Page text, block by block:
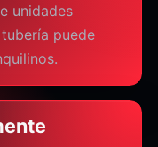
unidades
puede